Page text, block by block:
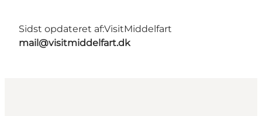
Sidst opdateret af:VisitMiddelfart
mail@visitmiddelfart.dk